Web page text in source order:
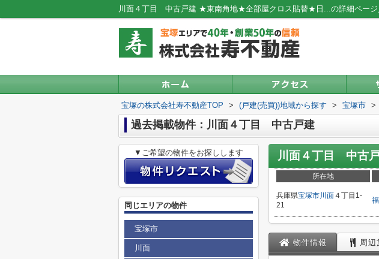
宝塚の株式会社寿不動産TOP > (戸建(売買))地域から探す > 宝塚市 >
過去掲載物件：川面４丁目 中古戸建
川面４丁目 中古
所在地
兵庫県宝塚市川面４丁目1-
21
物件情報 周辺
▼ご希望の物件をお探しします
同じエリアの物件
宝塚市
川面